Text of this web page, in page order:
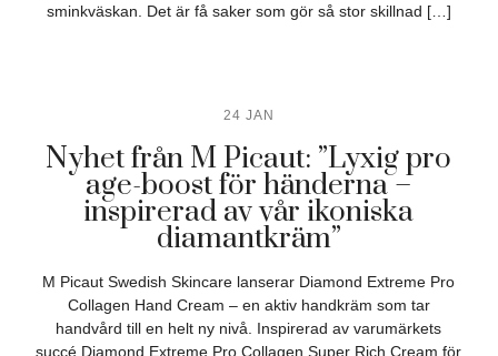
sminkväskan. Det är få saker som gör så stor skillnad […]
24 JAN
Nyhet från M Picaut: ”Lyxig pro
age-boost för händerna –
inspirerad av vår ikoniska
diamantkräm”
M Picaut Swedish Skincare lanserar Diamond Extreme Pro
Collagen Hand Cream – en aktiv handkräm som tar
handvård till en helt ny nivå. Inspirerad av varumärkets
succé Diamond Extreme Pro Collagen Super Rich Cream för